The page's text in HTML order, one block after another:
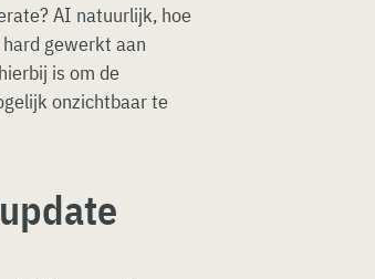
AI natuurlijk, hoe
gewerkt aan
is om de
onzichtbaar te